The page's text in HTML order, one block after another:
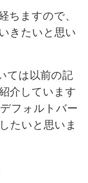
ちますので、
きたいと思い
ては以前の記
介しています
フォルトバー
たいと思いま